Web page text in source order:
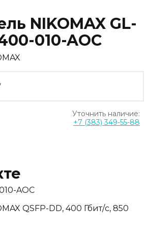
NIKOMAX GL-
010-AOC
Уточнить наличие:
+7 (383) 349-55-88
AOC
QSFP-DD, 400 Гбит/с, 850